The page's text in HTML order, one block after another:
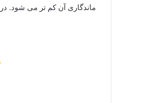
ماندگاری آن کم تر می شود.